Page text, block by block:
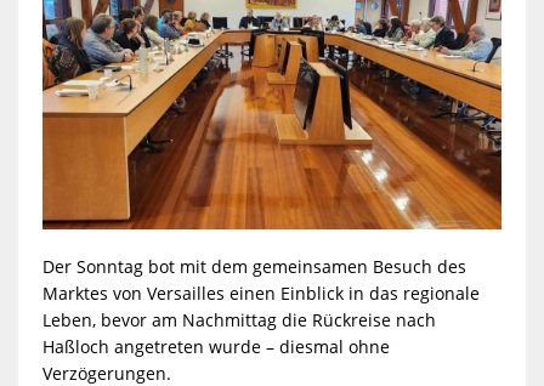
Der Sonntag bot mit dem gemeinsamen Besuch des
Marktes von Versailles einen Einblick in das regionale
Leben, bevor am Nachmittag die Rückreise nach
Haßloch angetreten wurde – diesmal ohne
Verzögerungen.